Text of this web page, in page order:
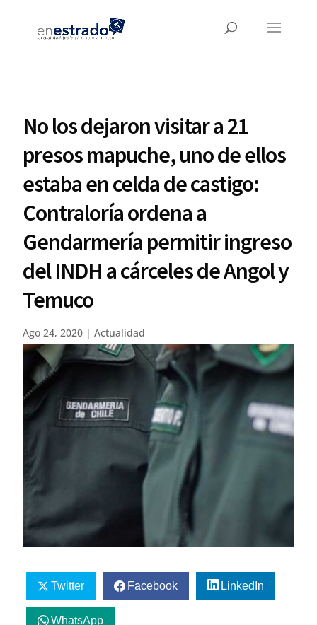
No los dejaron visitar a 21
presos mapuche, uno de ellos
estaba en celda de castigo:
Contraloría ordena a
Gendarmería permitir ingreso
del INDH a cárceles de Angol y
Temuco
Ago 24, 2020 |Actualidad
Twitter Facebook LinkedIn
WhatsApp